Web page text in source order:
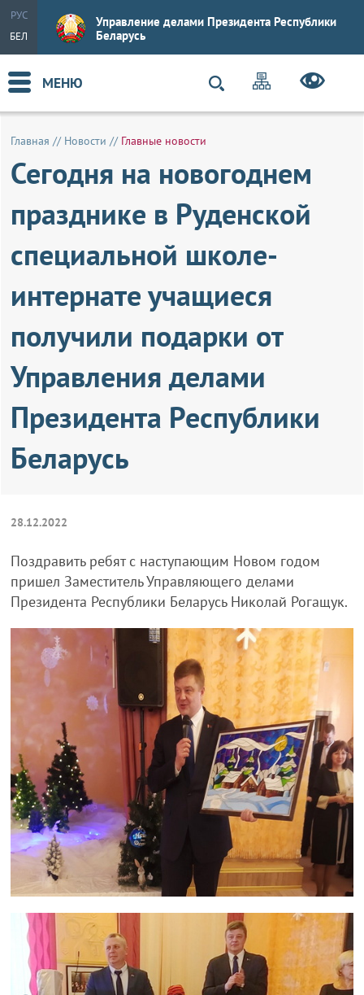
РУС
БЕЛ
Управление делами Президента Республики
Беларусь
МЕНЮ
Главная // Новости // Главные новости
Сегодня на новогоднем
празднике в Руденской
специальной школе-
интернате учащиеся
получили подарки от
Управления делами
Президента Республики
Беларусь
28.12.2022
Поздравить ребят с наступающим Новом годом
пришел Заместитель Управляющего делами
Президента Республики Беларусь Николай Рогащук.